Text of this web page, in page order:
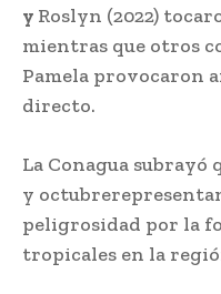
y Roslyn (2022)
mientras que otros
Pamela provocaron
directo.
La Conagua subrayó
y
peligrosidad por la
tropicales en la